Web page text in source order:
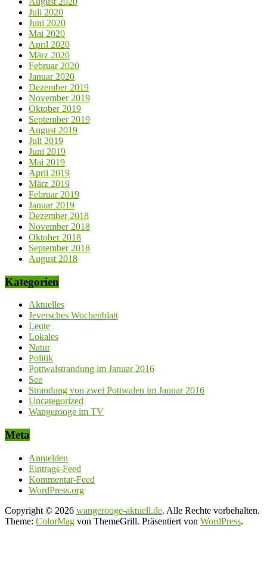
Juli 2020
Juni 2020
Mai 2020
April 2020
März 2020
Februar 2020
Januar 2020
Dezember 2019
November 2019
Oktober 2019
September 2019
August 2019
Juli 2019
Juni 2019
Mai 2019
April 2019
März 2019
Februar 2019
Januar 2019
Dezember 2018
November 2018
Oktober 2018
September 2018
August 2018
Kategorien
Aktuelles
Jeversches Wochenblatt
Leute
Lokales
Natur
Politik
Pottwalstrandung im Januar 2016
See
Strandung von zwei Pottwalen im Januar 2016
Uncategorized
Wangerooge im TV
Meta
Anmelden
Eintrags-Feed
Kommentar-Feed
WordPress.org
Copyright © 2026 wangerooge-aktuell.de. Alle Rechte vorbehalten.
Theme: ColorMag von ThemeGrill. Präsentiert von WordPress.